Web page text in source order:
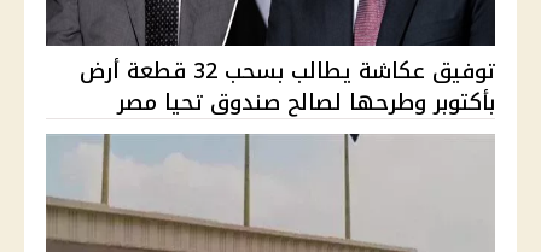
توفيق عكاشة يطالب بسحب 32 قطعة أرض
بأكتوبر وطرحها لصالح صندوق تحيا مصر